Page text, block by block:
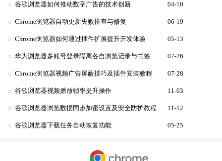
谷歌浏览器如何推动数字广告的技术创新 04-10
Chrome浏览器自动更新失败排查与修复 06-19
Chrome浏览器如何通过插件扩展提升开发体验 05-13
华为浏览器多账号登录隔离各自浏览记录与书签 07-26
Chrome浏览器视频广告屏蔽技巧及插件安装教程 07-28
谷歌浏览器视频播放帧率提升操作 11-03
谷歌浏览器浏览数据同步加密设置及安全防护教程 11-12
谷歌浏览器下载任务自动恢复功能 05-25